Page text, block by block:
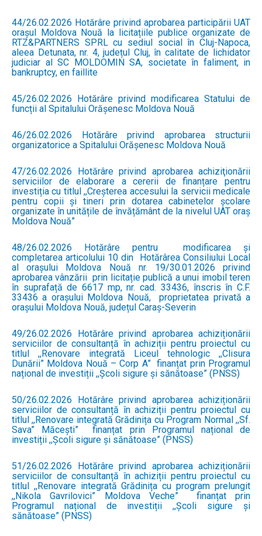
44/26.02.2026 Hotărâre privind aprobarea participării UAT
orașul Moldova Nouă la licitațiile publice organizate de
RTZ&PARTNERS SPRL cu sediul social în Cluj-Napoca,
aleea Detunata, nr. 4, județul Cluj, în calitate de lichidator
judiciar al SC MOLDOMIN SA, societate în faliment, in
bankruptcy, en faillite
45/26.02.2026 Hotărâre privind modificarea Statului de
funcții al Spitalului Orășenesc Moldova Nouă
46/26.02.2026 Hotărâre privind aprobarea structurii
organizatorice a Spitalului Orășenesc Moldova Nouă
47/26.02.2026 Hotărâre privind aprobarea achiziţionării
serviciilor de elaborare a cererii de finanțare pentru
investiția cu titlul ,,Creșterea accesului la servicii medicale
pentru copii și tineri prin dotarea cabinetelor școlare
organizate în unitățile de învățământ de la nivelul UAT oraș
Moldova Nouă”
48/26.02.2026 Hotărâre pentru modificarea și
completarea articolului 10 din Hotărârea Consiliului Local
al orașului Moldova Nouă nr. 19/30.01.2026 privind
aprobarea vânzării prin licitație publică a unui imobil teren
în suprafață de 6617 mp, nr. cad. 33436, înscris în C.F.
33436 a orașului Moldova Nouă, proprietatea privată a
orașului Moldova Nouă, județul Caraș-Severin
49/26.02.2026 Hotărâre privind aprobarea achiziționării
serviciilor de consultanță în achiziții pentru proiectul cu
titlul ,,Renovare integrată Liceul tehnologic ,,Clisura
Dunării” Moldova Nouă – Corp A” finanțat prin Programul
național de investiții ,,Școli sigure și sănătoase” (PNSS)
50/26.02.2026 Hotărâre privind aprobarea achiziționării
serviciilor de consultanță în achiziții pentru proiectul cu
titlul ,,Renovare integrată Grădinița cu Program Normal ,,Sf.
Sava” Măcești” finanțat prin Programul național de
investiții ,,Școli sigure și sănătoase” (PNSS)
51/26.02.2026 Hotărâre privind aprobarea achiziționării
serviciilor de consultanță în achiziții pentru proiectul cu
titlul ,,Renovare integrată Grădinița cu program prelungit
,,Nikola Gavrilovici” Moldova Veche” finanțat prin
Programul național de investiții ,,Școli sigure și
sănătoase” (PNSS)